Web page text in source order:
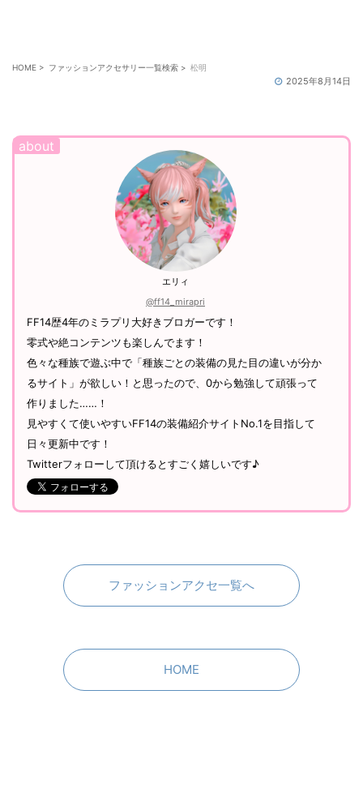
HOME > ファッションアクセサリー一覧検索 > 松明
2025年8月14日
エリィ
@ff14_mirapri
FF14歴4年のミラプリ大好きブロガーです！
零式や絶コンテンツも楽しんでます！
色々な種族で遊ぶ中で「種族ごとの装備の見た目の違いが分か
るサイト」が欲しい！と思ったので、0から勉強して頑張って
作りました……！
見やすくて使いやすいFF14の装備紹介サイトNo.1を目指して
日々更新中です！
Twitterフォローして頂けるとすごく嬉しいです♪
ファッションアクセ一覧へ
HOME